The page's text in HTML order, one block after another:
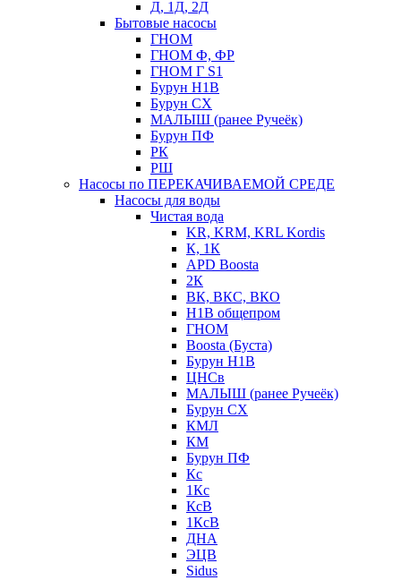
Д, 1Д, 2Д
Бытовые насосы
ГНОМ
ГНОМ Ф, ФР
ГНОМ Г S1
Бурун Н1В
Бурун СХ
МАЛЫШ (ранее Ручеёк)
Бурун ПФ
РК
РШ
Насосы по ПЕРЕКАЧИВАЕМОЙ СРЕДЕ
Насосы для воды
Чистая вода
KR, KRM, KRL Kordis
К, 1К
APD Boosta
2К
ВК, ВКС, ВКО
Н1В общепром
ГНОМ
Boosta (Буста)
Бурун Н1В
ЦНСв
МАЛЫШ (ранее Ручеёк)
Бурун СХ
КМЛ
КМ
Бурун ПФ
Кс
1Кс
КсВ
1КсВ
ДНА
ЭЦВ
Sidus